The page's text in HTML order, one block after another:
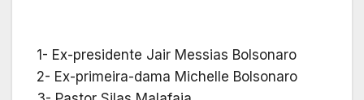
1- Ex-presidente Jair Messias Bolsonaro
2- Ex-primeira-dama Michelle Bolsonaro